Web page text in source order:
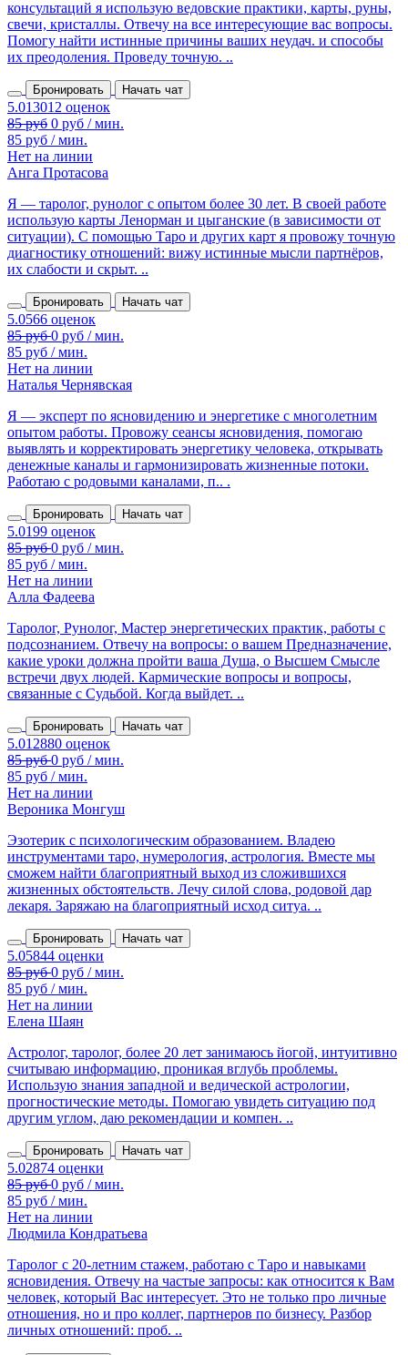
консультаций я использую ведовские практики, карты, руны,
свечи, кристаллы. Отвечу на все интересующие вас вопросы.
Помогу найти истинные причины ваших неудач. и способы
их преодоления. Проведу точную. ..
Бронировать Начать чат
85 руб 0 руб / мин.
85 руб / мин.
Нет на линии
Анга Протасова
Я — таролог, рунолог с опытом более 30 лет. В своей работе
использую карты Ленорман и цыганские (в зависимости от
ситуации). С помощью Таро и других карт я провожу точную
диагностику отношений: вижу истинные мысли партнёров,
их слабости и скрыт. ..
Бронировать Начать чат
85 руб / мин.
Нет на линии
Наталья Чернявская
Я — эксперт по ясновидению и энергетике с многолетним
опытом работы. Провожу сеансы ясновидения, помогаю
выявлять и корректировать энергетику человека, открывать
денежные каналы и гармонизировать жизненные потоки.
Работаю с родовыми каналами, п.. .
Бронировать Начать чат
85 руб / мин.
Нет на линии
Алла Фадеева
Таролог, Рунолог, Мастер энергетических практик, работы с
подсознанием. Отвечу на вопросы: о вашем Предназначение,
какие уроки должна пройти ваша Душа, о Высшем Смысле
встречи двух людей. Кармические вопросы и вопросы,
связанные с Судьбой. Когда выйдет. ..
Бронировать Начать чат
85 руб / мин.
Нет на линии
Вероника Монгуш
Эзотерик с психологическим образованием. Владею
инструментами таро, нумерология, астрология. Вместе мы
сможем найти благоприятный выход из сложившихся
жизненных обстоятельств. Лечу силой слова, родовой дар
лекаря. Заряжаю на благоприятный исход ситуа. ..
Бронировать Начать чат
85 руб / мин.
Нет на линии
Елена Шаян
Астролог, таролог, более 20 лет занимаюсь йогой, интуитивно
считываю информацию, проникая вглубь проблемы.
Использую знания западной и ведической астрологии,
прогностические методы. Помогаю увидеть ситуацию под
другим углом, даю рекомендации и компен. ..
Бронировать Начать чат
85 руб / мин.
Нет на линии
Людмила Кондратьева
Таролог с 20‑летним стажем, работаю с Таро и навыками
ясновидения. Отвечу на частые запросы: как относится к Вам
человек, который Вас интересует. Это не только про личные
отношения, но и про коллег, партнеров по бизнесу. Разбор
личных отношений: проб. ..